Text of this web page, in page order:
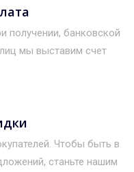
получении, банковской
мы выставим счет
Чтобы быть в
станьте нашим